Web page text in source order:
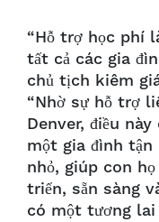
“Hỗ trợ học phí
tất cả các gia
chủ tịch kiêm
“Nhờ sự hỗ trợ
Denver, điều
một gia đình tận
nhỏ, giúp con
triển, sẵn sàng
có một tương lai